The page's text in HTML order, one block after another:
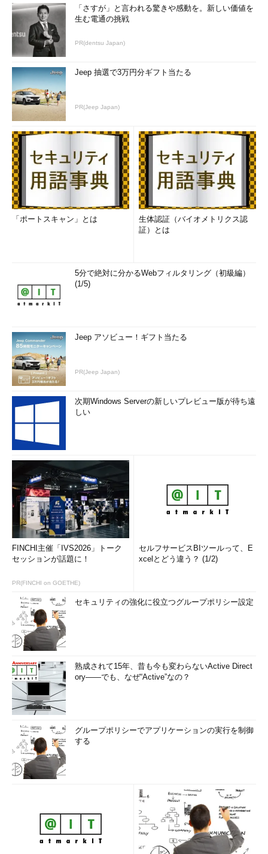
さて、Trac Lightningのサンプルで一通りJenkinsの使い方を理
解したところで、ビルドの自動化、メール送信の設定や、
Windowsサービスとしてインストールするなど、より実践的な使
い方を見ていきましょう。
【1】ビルドを自動化するには
Jenkinsには、
コミットを検出して更新があったときにビルドをする機能を持っ
ています。ここでは、定期的に
（SCM）をポーリングして、リポジトリにコミットがあったと
きにビルドを行う設定をしてみましょう。
図8 ビルド自動化の設定（画像をクリックする
と、拡大します）
ジョブの左のメニューから［設定］を選びます（【1】）。設
定画面の下の方にある［ビルド・トリガ］を設定することにより
ビルドの契機を設定できます。［SCMをポーリング］をチェッ
クすると、リポジトリへコミットがあったときにビルドします。
また、［定期的に実行］をチェックすると、指定した時刻にビ
ルドできます。SCMは、ソースコードマネジメント（Source
Code Management）の略でバージョン管理システムと同義で
す。
ここでは、バージョン管理システムをポーリングする設定を行
うので、LibraryProjectのジョブの画面の［ビルド・トリガ］の
［SCMをポーリング］にチェックを入れます（【2】）。する
入力したら良いのか分かりません。そのような場合は、入力欄の
右にある「？」マークをクリック（【3】）すると、その下に入
力項目の説明が表示されます。
1時間に1回毎時0分にリポジトリをチェックし、リポジトリに
更新があればビルドするように設定するには、スケジュール欄に
以下のように入力します。
*** 一部省略されたコンテンツがあります。
15分ごとにしたければ、以下のように入力します。
*** 一部省略されたコンテンツがあります。
夜中の12時に1日1回だけのチェックにしたければ、以下のよう
に入力します。
*** 一部省略されたコンテンツがあります。
PC版でご覧くださ
「さすが」と言われる驚きや感動を。新しい価値を
生む電通の挑戦
PR(dentsu Japan)
Jeep 抽選で3万円分ギフト当たる
PR(Jeep Japan)
「ポートスキャン」とは
生体認証（バイオメトリクス認
証）とは
5分で絶対に分かるWebフィルタリング（初級編）
(1/5)
Jeep アソビュー！ギフト当たる
PR(Jeep Japan)
次期Windows Serverの新しいプレビュー版が待ち遠
しい
FINCHI主催「IVS2026」トーク
セッションが話題に！
PR(FINCHI on GOETHE)
セルフサービスBIツールって、E
xcelとどう違う？ (1/2)
セキュリティの強化に役立つグループポリシー設定
熟成されて15年、昔も今も変わらないActive Direct
ory――でも、なぜ“Active”なの？
グループポリシーでアプリケーションの実行を制御
する